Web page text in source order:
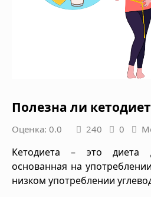
Полезна ли
Оценка: 0.0 240 0
Кетодиета – это диета
основанная на
низком употреблении